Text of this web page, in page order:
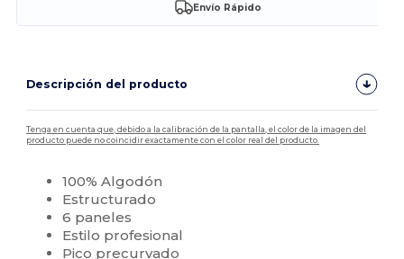
Envío Rápido
Descripción del producto
Tenga en cuenta que, debido a la calibración de la pantalla, el color de la imagen del
producto puede no coincidir exactamente con el color real del producto.
100% Algodón
Estructurado
6 paneles
Estilo profesional
Pico precurvado